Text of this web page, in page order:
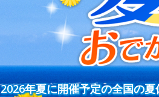
2026年夏に開催予定の全国の